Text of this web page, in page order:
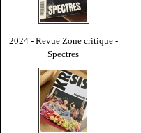
2024 - Revue Zone critique -
Spectres